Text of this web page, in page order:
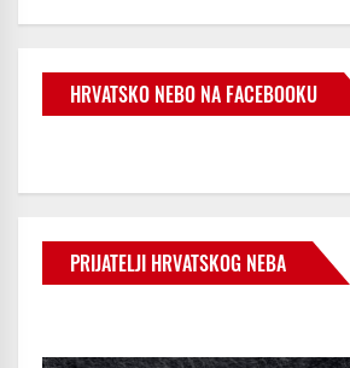
HRVATSKO NEBO NA FACEBOOKU
PRIJATELJI HRVATSKOG NEBA